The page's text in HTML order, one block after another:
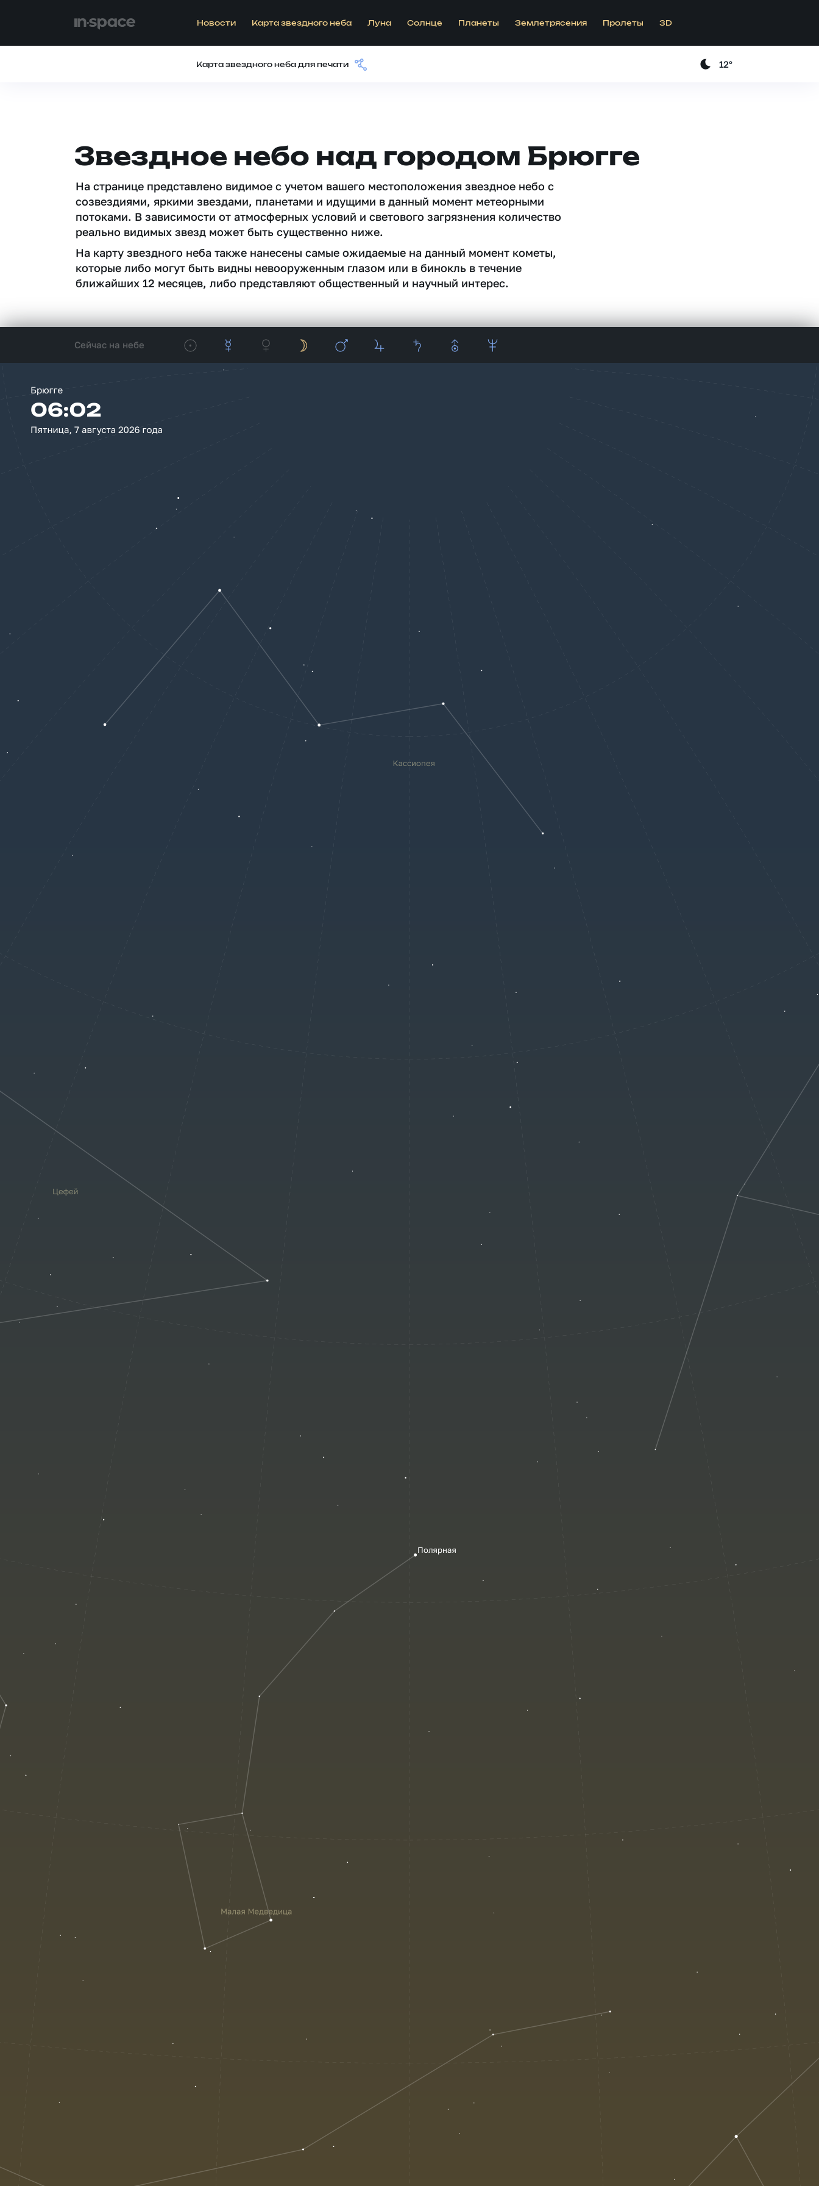
Новости Карта звездного неба Луна Солнце Планеты Землетрясения Пролеты 3D
Карта звездного неба для печати 12°
Звездное небо над городом Брюгге
На странице представлено видимое c учетом вашего местоположения звездное небо c
созвездиями, яркими звездами, планетами и идущими в данный момент метеорными
потоками. В зависимости от атмосферных условий и светового загрязнения количество
реально видимых звезд может быть существенно ниже.
На карту звездного неба также нанесены самые ожидаемые на данный момент кометы,
которые либо могут быть видны невооруженным глазом или в бинокль в течение
ближайших 12 месяцев, либо представляют общественный и научный интерес.
Сейчас на небе